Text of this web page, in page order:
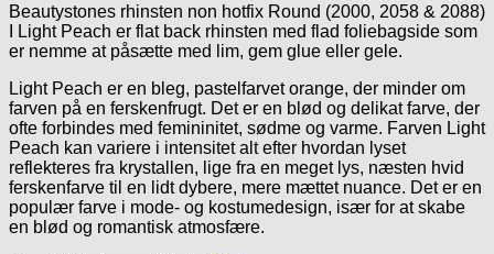
til
44.95kr.
Beautystones rhinsten non hotfix Round (2000, 2058 & 2088)
I Light Peach er flat back rhinsten med flad foliebagside som
er nemme at påsætte med lim, gem glue eller gele.
Light Peach er en bleg, pastelfarvet orange, der minder om
farven på en ferskenfrugt. Det er en blød og delikat farve, der
ofte forbindes med femininitet, sødme og varme. Farven Light
Peach kan variere i intensitet alt efter hvordan lyset
reflekteres fra krystallen, lige fra en meget lys, næsten hvid
ferskenfarve til en lidt dybere, mere mættet nuance. Det er en
populær farve i mode- og kostumedesign, især for at skabe
en blød og romantisk atmosfære.